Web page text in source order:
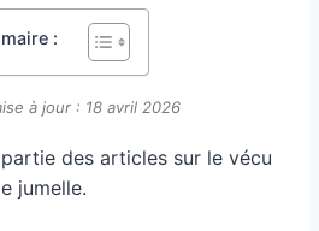
:
à jour : 18 avril 2026
des articles sur le vécu
jumelle.